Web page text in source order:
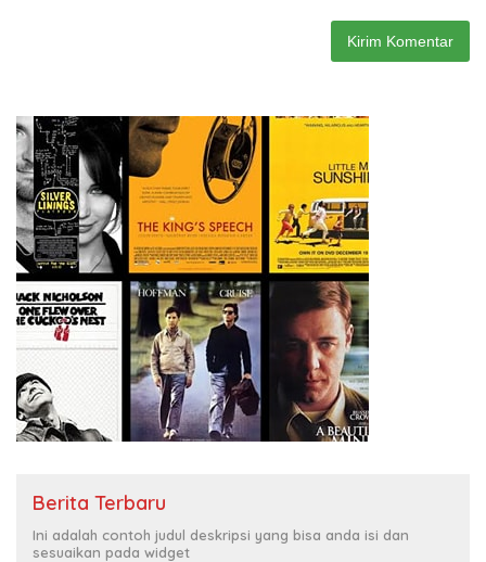
Berita Terbaru
Ini adalah contoh judul deskripsi yang bisa anda isi dan
sesuaikan pada widget